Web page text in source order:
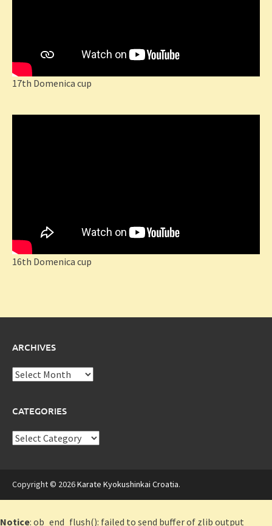
17th Domenica cup
16th Domenica cup
ARCHIVES
Archives
CATEGORIES
Categories
Copyright © 2026Karate Kyokushinkai Croatia.
Notice: ob_end_flush(): failed to send buffer of zlib output